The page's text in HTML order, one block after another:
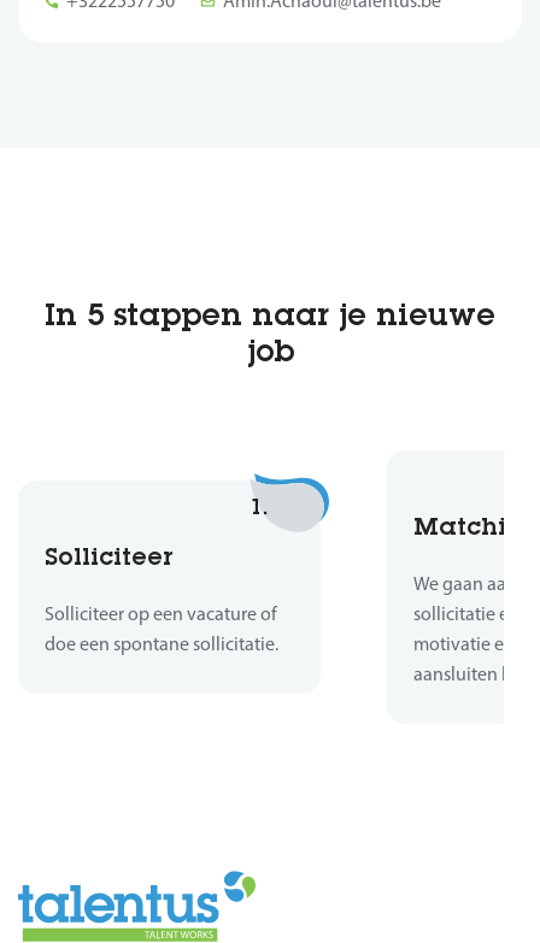
In 5 stappen naar je nieuwe
job
1.
Solliciteer
Solliciteer op een vacature of
doe een spontane sollicitatie.
We gaan aan
sollicitatie en
motivatie en
aansluiten bij